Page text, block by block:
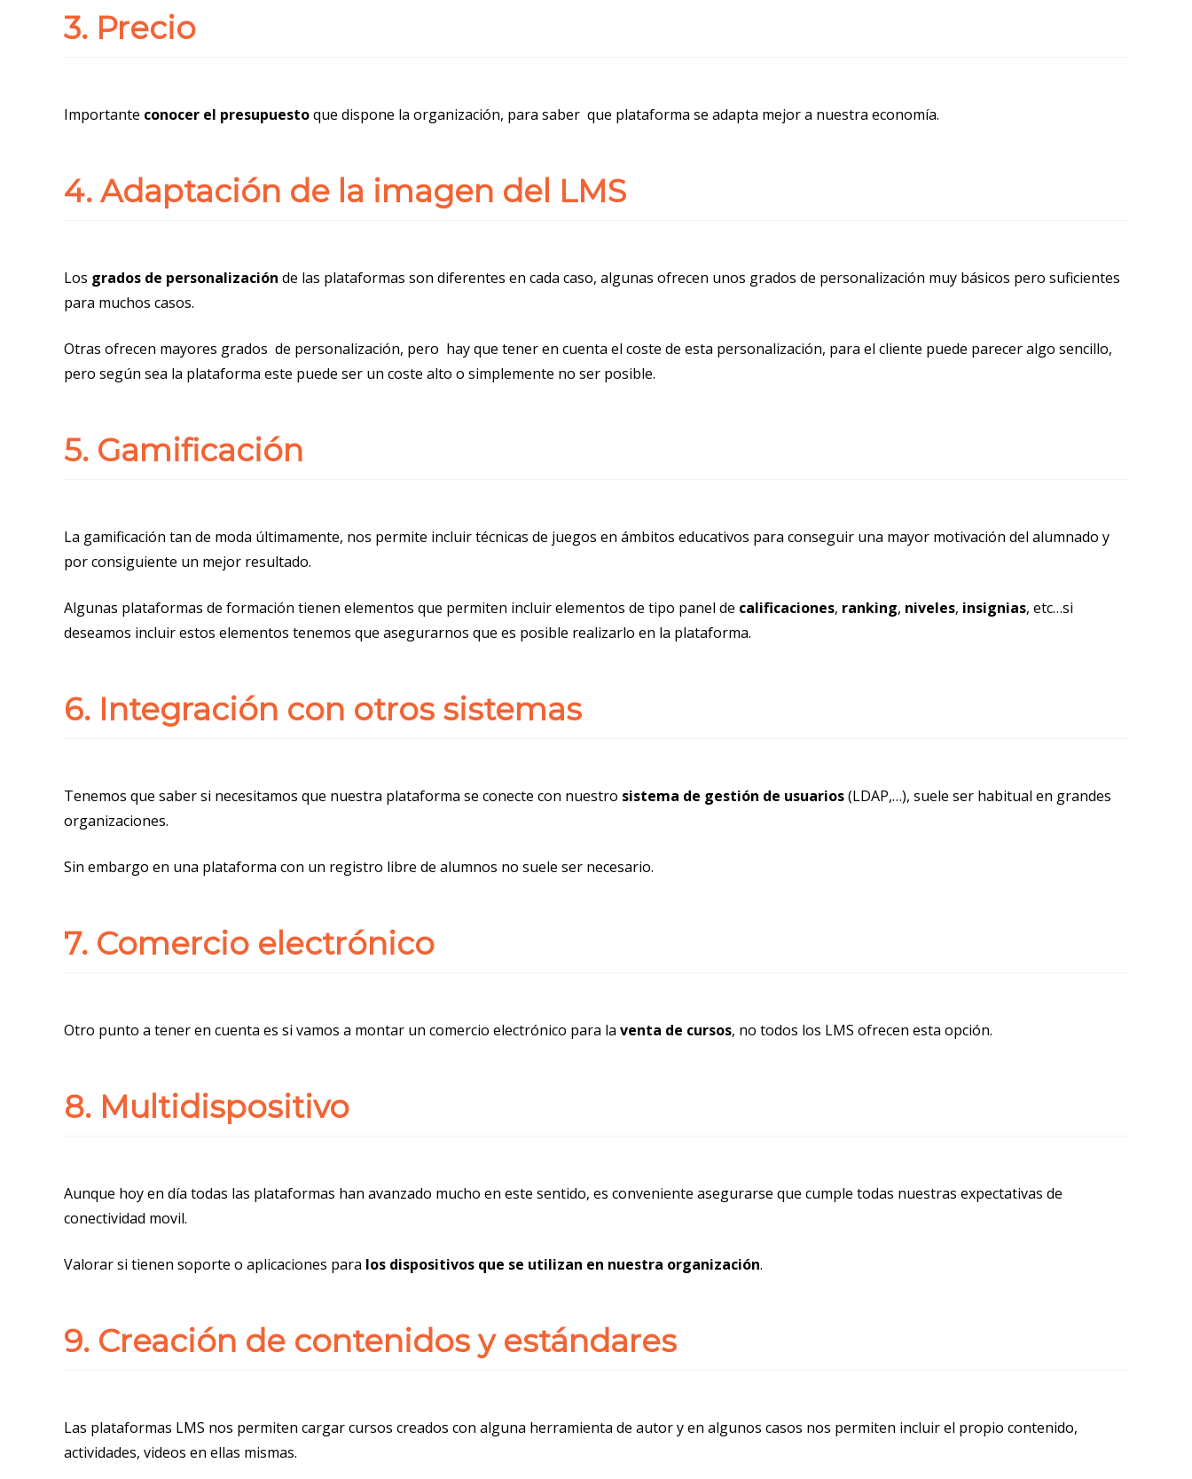
3. Precio
Importante conocer el presupuestoque dispone la organización, para saber que plataforma se adapta mejor a nuestra economía.
4. Adaptación de la imagen del LMS
Los grados de personalización de las plataformas son diferentes en cada caso, algunas ofrecen unos grados de personalización muy básicos pero suficientes
para muchos casos.
Otras ofrecen mayores grados de personalización, pero hay que tener en cuenta el coste de esta personalización, para el cliente puede parecer algo sencillo,
pero según sea la plataforma este puede ser un coste alto o simplemente no ser posible.
5. Gamificación
La gamificación tan de moda últimamente, nos permite incluir técnicas de juegos en ámbitos educativos para conseguir una mayor motivación del alumnado y
por consiguiente un mejor resultado.
Algunas plataformas de formación tienen elementos que permiten incluir elementos de tipo panel de calificaciones, ranking, niveles, insignias, etc…si
deseamos incluir estos elementos tenemos que asegurarnos que es posible realizarlo en la plataforma.
6. Integración con otros sistemas
Tenemos que saber si necesitamos que nuestra plataforma se conecte con nuestro sistema de gestión de usuarios(LDAP,…), suele ser habitual en grandes
organizaciones.
Sin embargo en una plataforma con un registro libre de alumnos no suele ser necesario.
7. Comercio electrónico
Otro punto a tener en cuenta es si vamos a montar un comercio electrónico para la venta de cursos, no todos los LMS ofrecen esta opción.
8. Multidispositivo
Aunque hoy en día todas las plataformas han avanzado mucho en este sentido, es conveniente asegurarse que cumple todas nuestras expectativas de
conectividad movil.
Valorar si tienen soporte o aplicaciones para los dispositivos que se utilizan en nuestra organización.
9. Creación de contenidos y estándares
Las plataformas LMS nos permiten cargar cursos creados con alguna herramienta de autor y en algunos casos nos permiten incluir el propio contenido,
actividades, videos en ellas mismas.